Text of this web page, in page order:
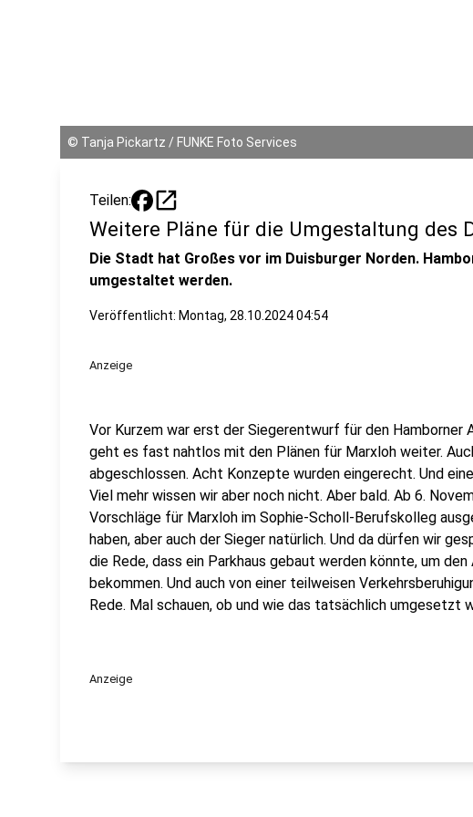
© Tanja Pickartz / FUNKE Foto Services
Teilen: open_in_new
Weitere Pläne für die Umgestaltung des
Die Stadt hat Großes vor im Duisburger Norden.
umgestaltet werden.
Veröffentlicht: Montag, 28.10.2024 04:54
Anzeige
Vor Kurzem war erst der Siegerentwurf für den
geht es fast nahtlos mit den Plänen für Marxloh weiter.
abgeschlossen. Acht Konzepte wurden eingerecht. Und
Viel mehr wissen wir aber noch nicht. Aber bald. Ab 6.
Vorschläge für Marxloh im Sophie-Scholl-Berufskolleg
haben, aber auch der Sieger natürlich. Und da dürfen wir
die Rede, dass ein Parkhaus gebaut werden könnte, um
bekommen. Und auch von einer teilweisen
Rede. Mal schauen, ob und wie das tatsächlich umgesetzt
Anzeige